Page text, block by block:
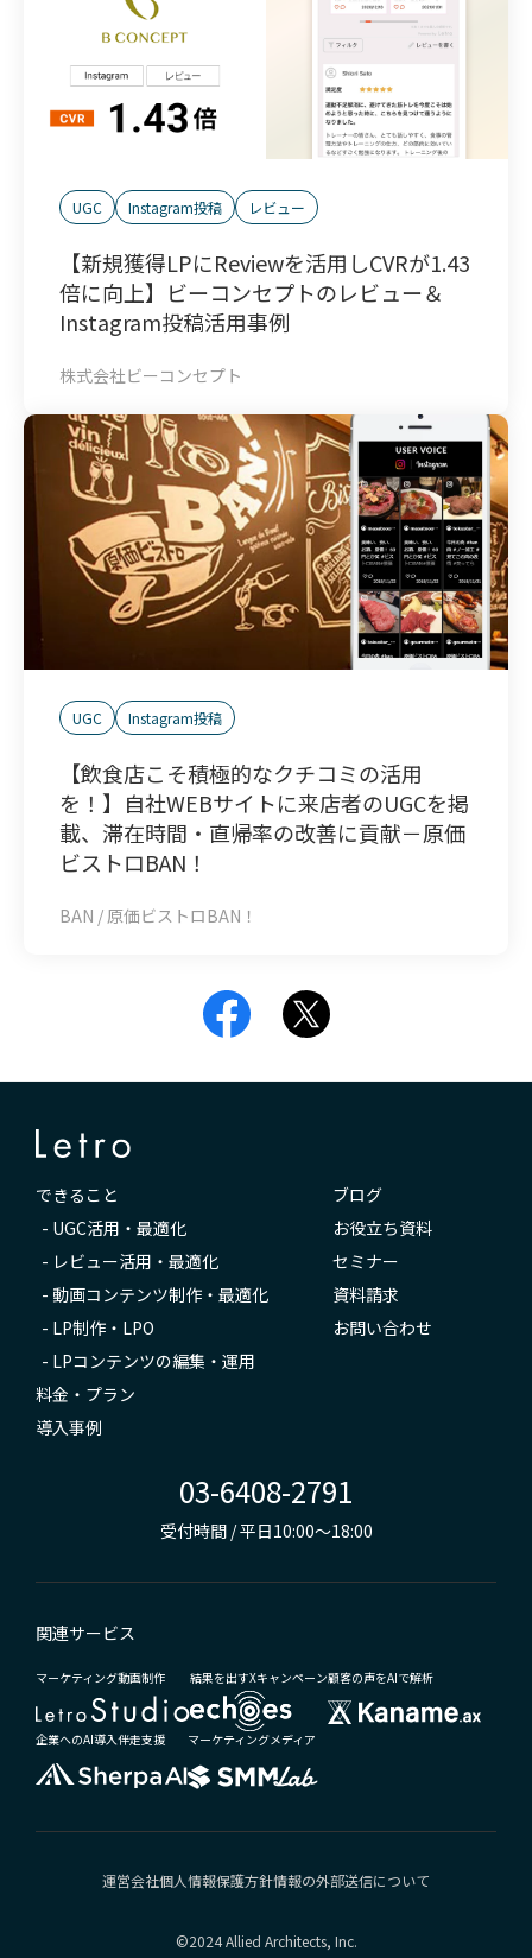
UGC Instagram投稿 レビュー
【新規獲得LPにReviewを活用しCVRが1.43
倍に向上】ビーコンセプトのレビュー＆
Instagram投稿活用事例
株式会社ビーコンセプト
UGC Instagram投稿
【飲食店こそ積極的なクチコミの活用
を！】自社WEBサイトに来店者のUGCを掲
載、滞在時間・直帰率の改善に貢献－原価
ビストロBAN！
BAN / 原価ビストロBAN！
できること
- UGC活用・最適化
- レビュー活用・最適化
- 動画コンテンツ制作・最適化
- LP制作・LPO
- LPコンテンツの編集・運用
料金・プラン
導入事例
ブログ
お役立ち資料
セミナー
資料請求
お問い合わせ
03-6408-2791
受付時間 / 平日10:00～18:00
関連サービス
マーケティング動画制作 結果を出すXキャンペーン顧客の声をAIで解析
企業へのAI導入伴走支援 マーケティングメディア
運営会社個人情報保護方針情報の外部送信について
©2024 Allied Architects, Inc.